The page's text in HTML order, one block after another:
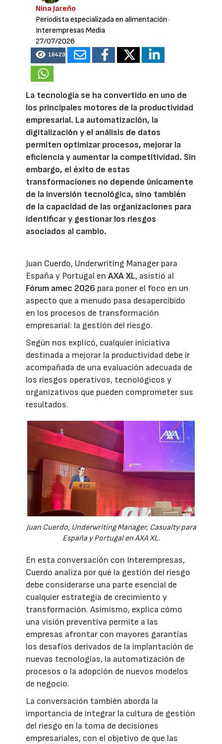
Nina Jareño
Periodista especializada en alimentación ·
Interempresas Media
27/07/2026
16423
La tecnología se ha convertido en uno de
los principales motores de la productividad
empresarial. La automatización, la
digitalización y el análisis de datos
permiten optimizar procesos, mejorar la
eficiencia y aumentar la competitividad. Sin
embargo, el éxito de estas
transformaciones no depende únicamente
de la inversión tecnológica, sino también
de la capacidad de las organizaciones para
identificar y gestionar los riesgos
asociados al cambio.
Juan Cuerdo, Underwriting Manager para
España y Portugal enAXA XL, asistió al
Fórum amec 2026 para poner el foco en un
aspecto que a menudo pasa desapercibido
en los procesos de transformación
empresarial: la gestión del riesgo.
Según nos explicó, cualquier iniciativa
destinada a mejorar la productividad debe ir
acompañada de una evaluación adecuada de
los riesgos operativos, tecnológicos y
organizativos que pueden comprometer sus
resultados.
Juan Cuerdo, Underwriting Manager, Casualty para
España y Portugal en AXA XL.
En esta conversación con Interempresas,
Cuerdo analiza por qué la gestión del riesgo
debe considerarse una parte esencial de
cualquier estrategia de crecimiento y
transformación. Asimismo, explica cómo
una visión preventiva permite a las
empresas afrontar con mayores garantías
los desafíos derivados de la implantación de
nuevas tecnologías, la automatización de
procesos o la adopción de nuevos modelos
de negocio.
La conversación también aborda la
importancia de integrar la cultura de gestión
del riesgo en la toma de decisiones
empresariales, con el objetivo de que las